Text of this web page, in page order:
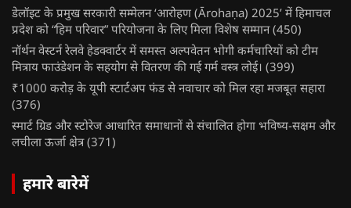
डेलॉइट के प्रमुख सरकारी सम्मेलन ‘आरोहण (Ārohaṇa) 2025’ में हिमाचल
प्रदेश को “हिम परिवार” परियोजना के लिए मिला विशेष सम्मान (450)
नॉर्थन वेस्टर्न रेलवे हेडक्वार्टर में समस्त अल्पवेतन भोगी कर्मचारियों को टीम
मित्राय फाउंडेशन के सहयोग से वितरण की गई गर्म वस्त्र लोई। (399)
₹1000 करोड़ के यूपी स्टार्टअप फंड से नवाचार को मिल रहा मजबूत सहारा
(376)
स्मार्ट ग्रिड और स्टोरेज आधारित समाधानों से संचालित होगा भविष्य-सक्षम और
लचीला ऊर्जा क्षेत्र (371)
हमारे बारेमें